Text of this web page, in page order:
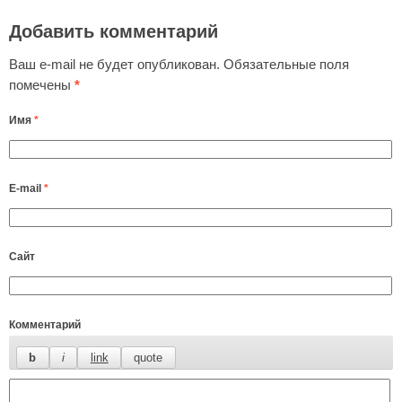
Добавить комментарий
Ваш e-mail не будет опубликован. Обязательные поля
помечены *
Имя *
E-mail *
Сайт
Комментарий